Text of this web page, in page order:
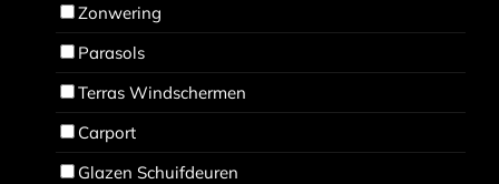
Zonwering
Parasols
Terras Windschermen
Carport
Glazen Schuifdeuren